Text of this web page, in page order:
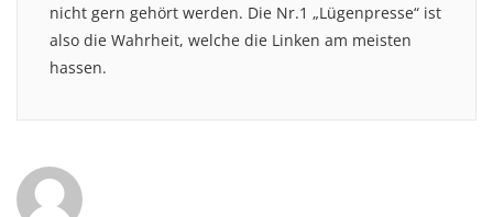
nicht gern gehört werden. Die Nr.1 „Lügenpresse“ ist
also die Wahrheit, welche die Linken am meisten
hassen.